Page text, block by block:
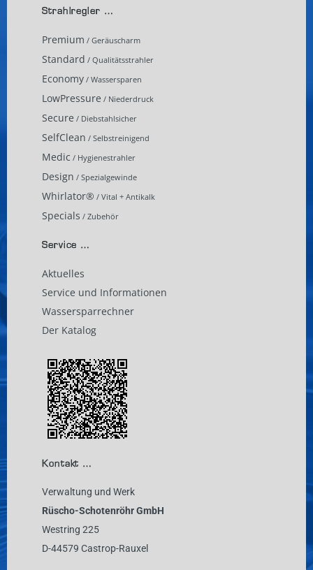
Strahlregler …
Premium / Geräuscharm
Standard / Qualitätsstrahler
Economy / Wassersparen
LowPressure / Niederdruck
Secure / Diebstahlsicher
SelfClean / Selbstreinigend
Medic / Hygienestrahler
Design / Spezialgewinde
Whirlator® / Vital + Antikalk
Specials / Zubehör
Service …
Aktuelles
Service und Informationen
Wassersparrechner
Der Katalog
Kontakt …
Verwaltung und Werk
Rüscho-Schotenröhr GmbH
Westring 225
D-44579 Castrop-Rauxel